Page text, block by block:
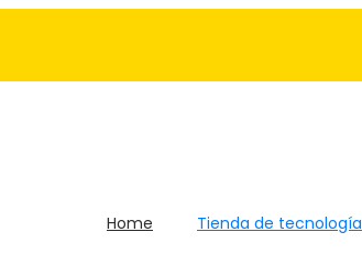
Home Tienda de tecnología